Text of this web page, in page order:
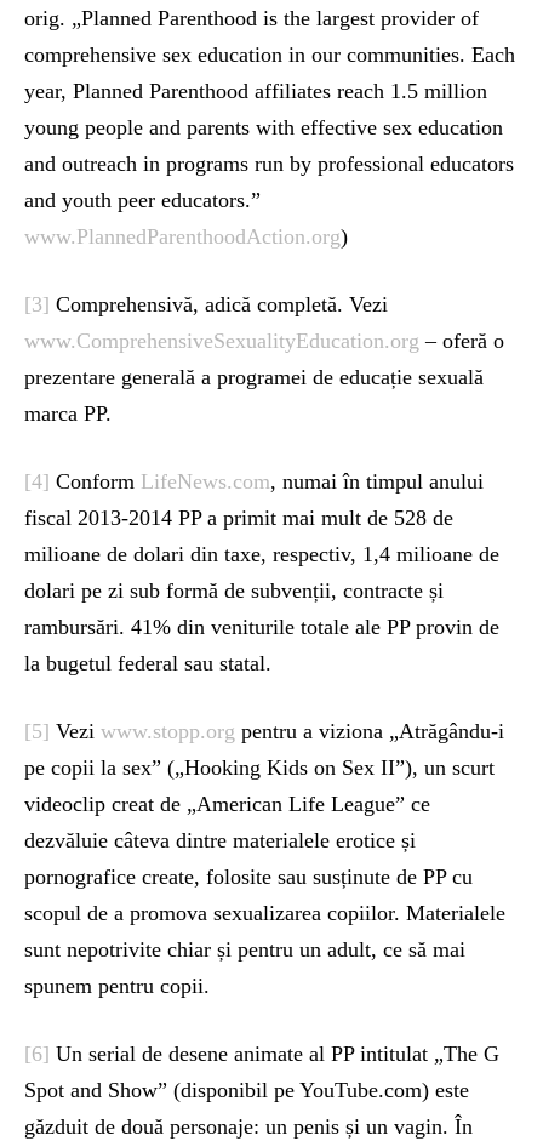
orig. „Planned Parenthood is the largest provider of
comprehensive sex education in our communities. Each
year, Planned Parenthood affiliates reach 1.5 million
young people and parents with effective sex education
and outreach in programs run by professional educators
and youth peer educators.”
www.PlannedParenthoodAction.org)
[3] Comprehensivă, adică completă. Vezi
www.ComprehensiveSexualityEducation.org – oferă o
prezentare generală a programei de educație sexuală
marca PP.
[4] Conform LifeNews.com, numai în timpul anului
fiscal 2013-2014 PP a primit mai mult de 528 de
milioane de dolari din taxe, respectiv, 1,4 milioane de
dolari pe zi sub formă de subvenții, contracte și
rambursări. 41% din veniturile totale ale PP provin de
la bugetul federal sau statal.
[5] Vezi www.stopp.org pentru a viziona „Atrăgându-i
pe copii la sex” („Hooking Kids on Sex II”), un scurt
videoclip creat de „American Life League” ce
dezvăluie câteva dintre materialele erotice și
pornografice create, folosite sau susținute de PP cu
scopul de a promova sexualizarea copiilor. Materialele
sunt nepotrivite chiar și pentru un adult, ce să mai
spunem pentru copii.
[6] Un serial de desene animate al PP intitulat „The G
Spot and Show” (disponibil pe YouTube.com) este
găzduit de două personaje: un penis și un vagin. În